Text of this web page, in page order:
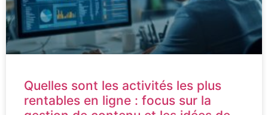
Quelles sont les activités les plus
rentables en ligne : focus sur la